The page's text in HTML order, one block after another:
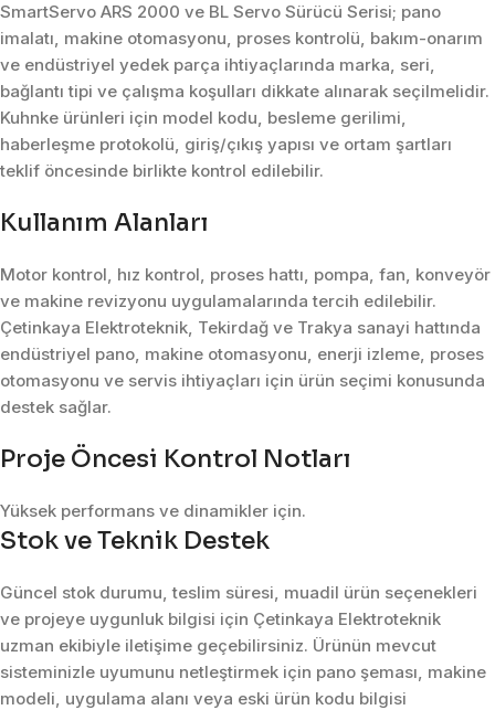
SmartServo ARS 2000 ve BL Servo Sürücü Serisi; pano
imalatı, makine otomasyonu, proses kontrolü, bakım-onarım
ve endüstriyel yedek parça ihtiyaçlarında marka, seri,
bağlantı tipi ve çalışma koşulları dikkate alınarak seçilmelidir.
Kuhnke ürünleri için model kodu, besleme gerilimi,
haberleşme protokolü, giriş/çıkış yapısı ve ortam şartları
teklif öncesinde birlikte kontrol edilebilir.
Kullanım Alanları
Motor kontrol, hız kontrol, proses hattı, pompa, fan, konveyör
ve makine revizyonu uygulamalarında tercih edilebilir.
Çetinkaya Elektroteknik, Tekirdağ ve Trakya sanayi hattında
endüstriyel pano, makine otomasyonu, enerji izleme, proses
otomasyonu ve servis ihtiyaçları için ürün seçimi konusunda
destek sağlar.
Proje Öncesi Kontrol Notları
Yüksek performans ve dinamikler için.
Stok ve Teknik Destek
Güncel stok durumu, teslim süresi, muadil ürün seçenekleri
ve projeye uygunluk bilgisi için Çetinkaya Elektroteknik
uzman ekibiyle iletişime geçebilirsiniz. Ürünün mevcut
sisteminizle uyumunu netleştirmek için pano şeması, makine
modeli, uygulama alanı veya eski ürün kodu bilgisi